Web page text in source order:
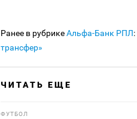
Ранее в рубрикеАльфа-Банк РПЛ:
трансфер»
ЧИТАТЬ ЕЩЕ
ФУТБОЛ